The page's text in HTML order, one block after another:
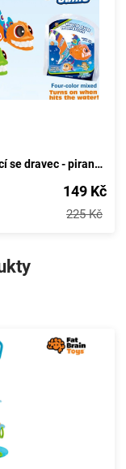
Potápějící se dravec - piraně, Wiky, W005021
149 Kč
225 Kč